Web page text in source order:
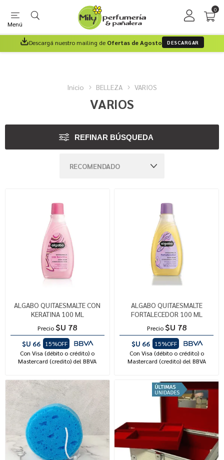
Menú
0
Descargá nuestro mailing de Ofertas de Agosto DESCARGAR
Inicio BELLEZA VARIOS
VARIOS
REFINAR BÚSQUEDA
ALGABO QUITAESMALTE CON
KERATINA 100 ML
Precio $U 78
$U 66
15%OFF
Con Visa (débito o crédito) o
Mastercard (credito) del BBVA
ALGABO QUITAESMALTE
FORTALECEDOR 100 ML
Precio $U 78
$U 66
15%OFF
Con Visa (débito o crédito) o
Mastercard (credito) del BBVA